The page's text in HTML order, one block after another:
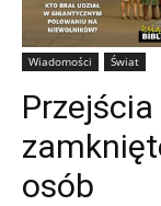
Wiadomości Świat
osób